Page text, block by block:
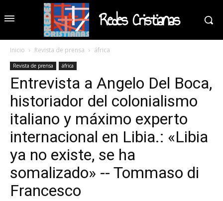
Redes Cristianas
Inicio Revista de prensa áfrica
Revista de prensa áfrica
Entrevista a Angelo Del Boca,
historiador del colonialismo
italiano y máximo experto
internacional en Libia.: «Libia
ya no existe, se ha
somalizado» -- Tommaso di
Francesco